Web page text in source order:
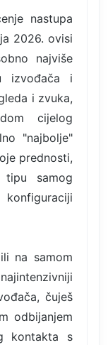
nastupa
2026. ovisi
najviše
izvođača i
i zvuka,
cijelog
"najbolje"
prednosti,
samog
na samom
čuješ
odbijanjem
kontakta s